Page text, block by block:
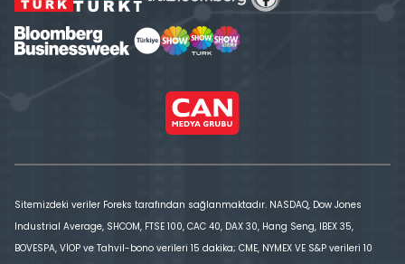
Sitemizdeki veriler Foreks tarafından sağlanmaktadır. NASDAQ, Dow Jones
Industrial Average, SHCOM, FTSE 100, CAC 40, DAX 30, Hang Seng, IBEX 35,
BOVESPA, VİOP ve Tahvil-bono verileri 15 dakika; CME, NYMEX VE S&P verileri 10